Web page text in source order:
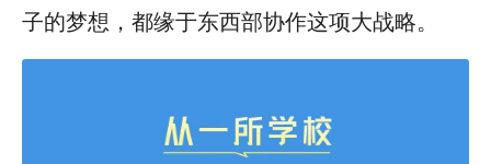
子的梦想，都缘于东西部协作这项大战略。